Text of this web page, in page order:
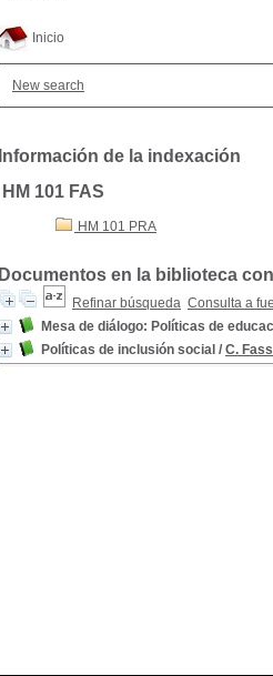
Inicio
New search
Información de la indexación
HM 101 FAS
HM 101 PRA
Documentos en la biblioteca
Refinar búsqueda Consulta a
Mesa de diálogo: Políticas de
Políticas de inclusión social / C.